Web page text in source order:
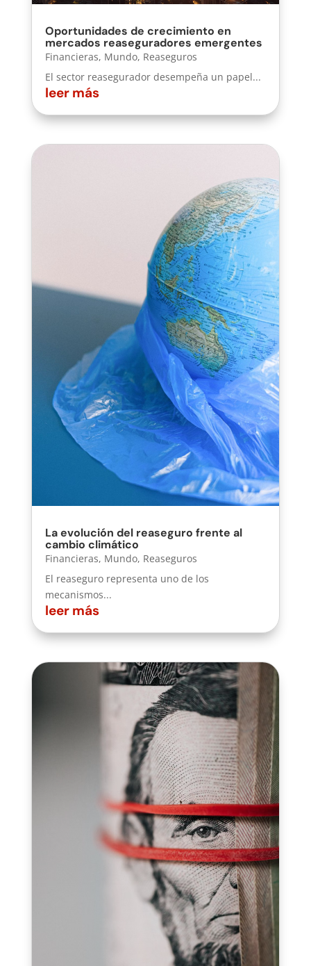
Oportunidades de crecimiento en
mercados reaseguradores emergentes
Financieras, Mundo, Reaseguros
El sector reasegurador desempeña un papel...
leer más
La evolución del reaseguro frente al
cambio climático
Financieras, Mundo, Reaseguros
El reaseguro representa uno de los
mecanismos...
leer más